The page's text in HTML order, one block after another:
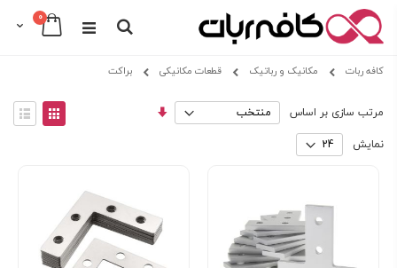
Cart0
Search
to
کافه ربات مکانیک و رباتیک قطعات مکانیکی براکت
مرتب سازی بر اساس
مرتب
View
as
نمایش